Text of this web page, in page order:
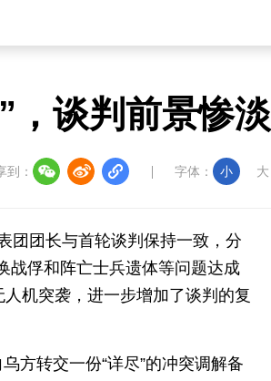
，谈判前景惨淡
到： 字体： 小 大
团团长与首轮谈判保持一致，分
战俘和阵亡士兵遗体等问题达成
机突袭，进一步增加了谈判的复
方转交一份“详尽”的冲突调解备